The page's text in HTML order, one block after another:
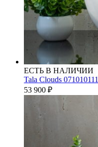
ЕСТЬ В НАЛИЧИИ
Tala Clouds 071010111
53 900 ₽